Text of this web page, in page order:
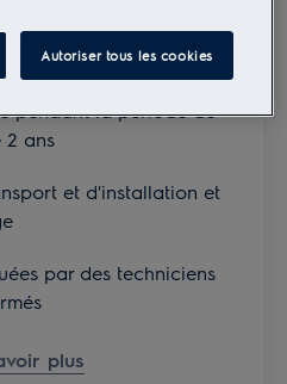
gratuite
pendant la période de
2 ans
et d'installation et
par des techniciens
plus
Autoriser tous les cookies